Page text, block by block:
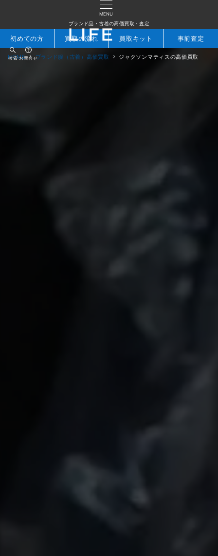
MENU
ブランド品・古着の高価買取・査定
検索 お問合せ
初めての方 買取の流れ 買取キット 事前査定
HOME ブランド服（古着）高価買取 ジャクソンマティスの高価買取